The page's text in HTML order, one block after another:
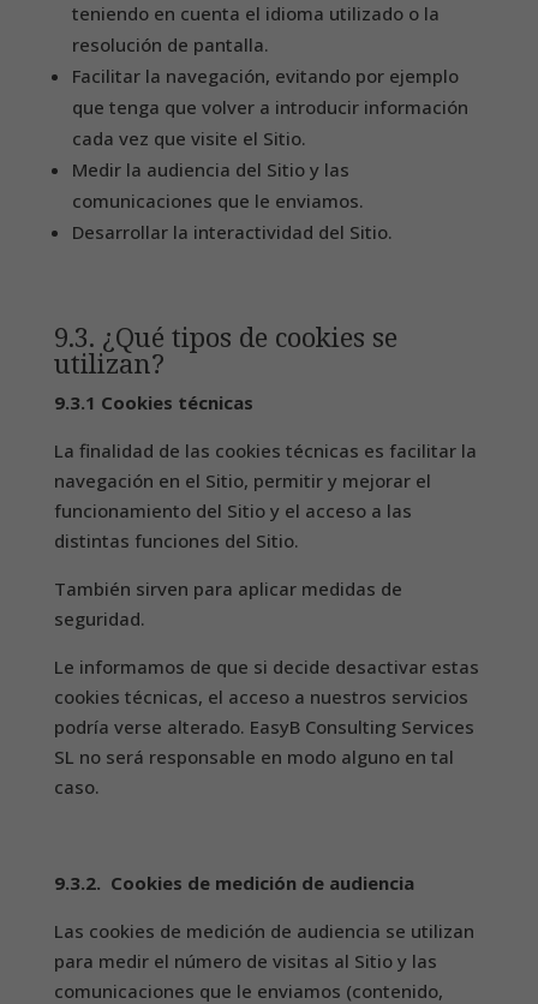
teniendo en cuenta el idioma utilizado o la
resolución de pantalla.
Facilitar la navegación, evitando por ejemplo
que tenga que volver a introducir información
cada vez que visite el Sitio.
Medir la audiencia del Sitio y las
comunicaciones que le enviamos.
Desarrollar la interactividad del Sitio.
9.3. ¿Qué tipos de cookies se
utilizan?
9.3.1 Cookies técnicas
La finalidad de las cookies técnicas es facilitar la
navegación en el Sitio, permitir y mejorar el
funcionamiento del Sitio y el acceso a las
distintas funciones del Sitio.
También sirven para aplicar medidas de
seguridad.
Le informamos de que si decide desactivar estas
cookies técnicas, el acceso a nuestros servicios
podría verse alterado. EasyB Consulting Services
SL no será responsable en modo alguno en tal
caso.
9.3.2. Cookies de medición de audiencia
Las cookies de medición de audiencia se utilizan
para medir el número de visitas al Sitio y las
comunicaciones que le enviamos (contenido,